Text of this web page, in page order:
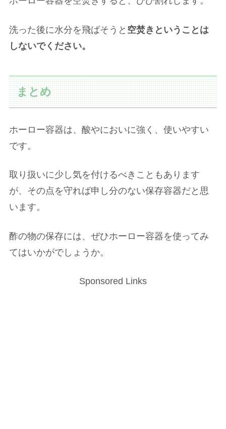
洗った後に水分を飛ばそうと 空焚きということは
しないでください。
まとめ
ホーロー容器は、酸やにおいに強く、使いやすい
です。
取り扱いに少し気を付けるべきこともあります
が、その点を守れば申し分のない保存容器だと思
います。
酢の物の保存には、ぜひホーロー容器を使ってみ
てはいかがでしょうか。
Sponsored Links